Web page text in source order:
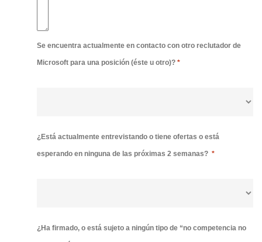
Se encuentra actualmente en contacto con otro reclutador de
Microsoft para una posición (éste u otro)? *
¿Está actualmente entrevistando o tiene ofertas o está
esperando en ninguna de las próximas 2 semanas? *
¿Ha firmado, o está sujeto a ningún tipo de “no competencia no